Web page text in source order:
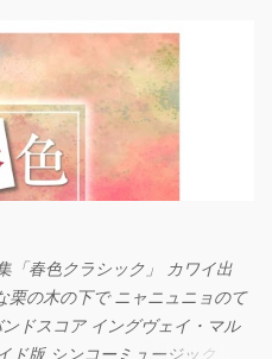
「春色クラシック」 カワイ出
の木の下で ニャニュニョのて
ドスコア イングヴェイ・マル
ド版 シンコーミュージック